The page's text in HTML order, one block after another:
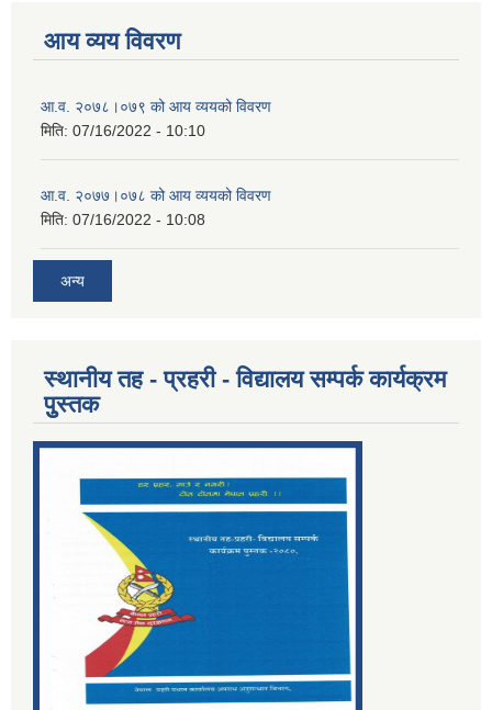
आय व्यय विवरण
आ.व. २०७८।०७९ को आय व्ययको विवरण
मिति: 07/16/2022 - 10:10
आ.व. २०७७।०७८ को आय व्ययको विवरण
मिति: 07/16/2022 - 10:08
अन्य
स्थानीय तह - प्रहरी - विद्यालय सम्पर्क कार्यक्रम
पुुस्तक